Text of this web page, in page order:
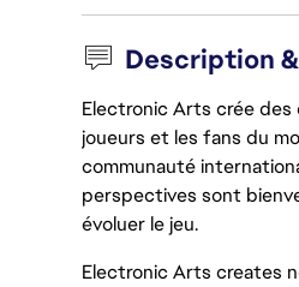
Description
Electronic Arts crée
joueurs et les fans du
communauté
perspectives sont
évoluer le jeu.
Electronic Arts creates